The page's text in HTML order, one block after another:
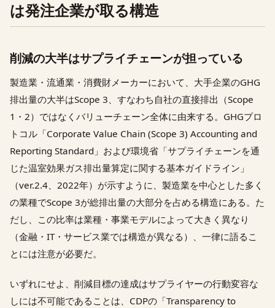
は発注企業が取る構造
削減の大半はサプライチェーンが担っている
製造業・流通業・消費財メーカーにおいて、大手企業のGHG
排出量の大半はScope 3、すなわち自社の直接排出（Scope
1・2）ではなくバリューチェーン全体に由来する。GHGプロ
トコル「Corporate Value Chain (Scope 3) Accounting and
Reporting Standard」および環境省「サプライチェーンを通
じた温室効果ガス排出量算定に関する基本ガイドライン」
（ver.2.4、2022年）が示すように、製造業を中心とした多く
の業種でScope 3が総排出量の大部分を占める構造にある。た
だし、この比率は業種・事業モデルによって大きく異なり
（金融・IT・サービス業では構造が異なる）、一律に語るこ
とには注意が必要だ。
いずれにせよ、削減目標の達成はサプライヤーの行動変容な
しには不可能であることは、CDPの「Transparency to